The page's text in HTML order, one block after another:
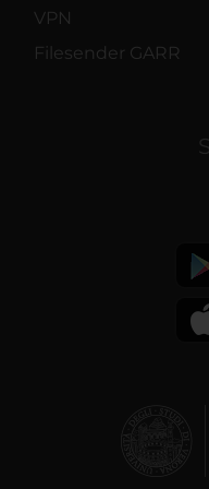
VPN
Filesender GARR